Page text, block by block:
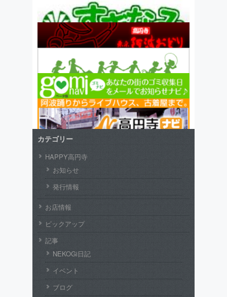
カテゴリー
HAPPY高円寺
お知らせ
発行情報
お店情報
ピックアップ
記事
NEKOGi日記
イベント
ブログ